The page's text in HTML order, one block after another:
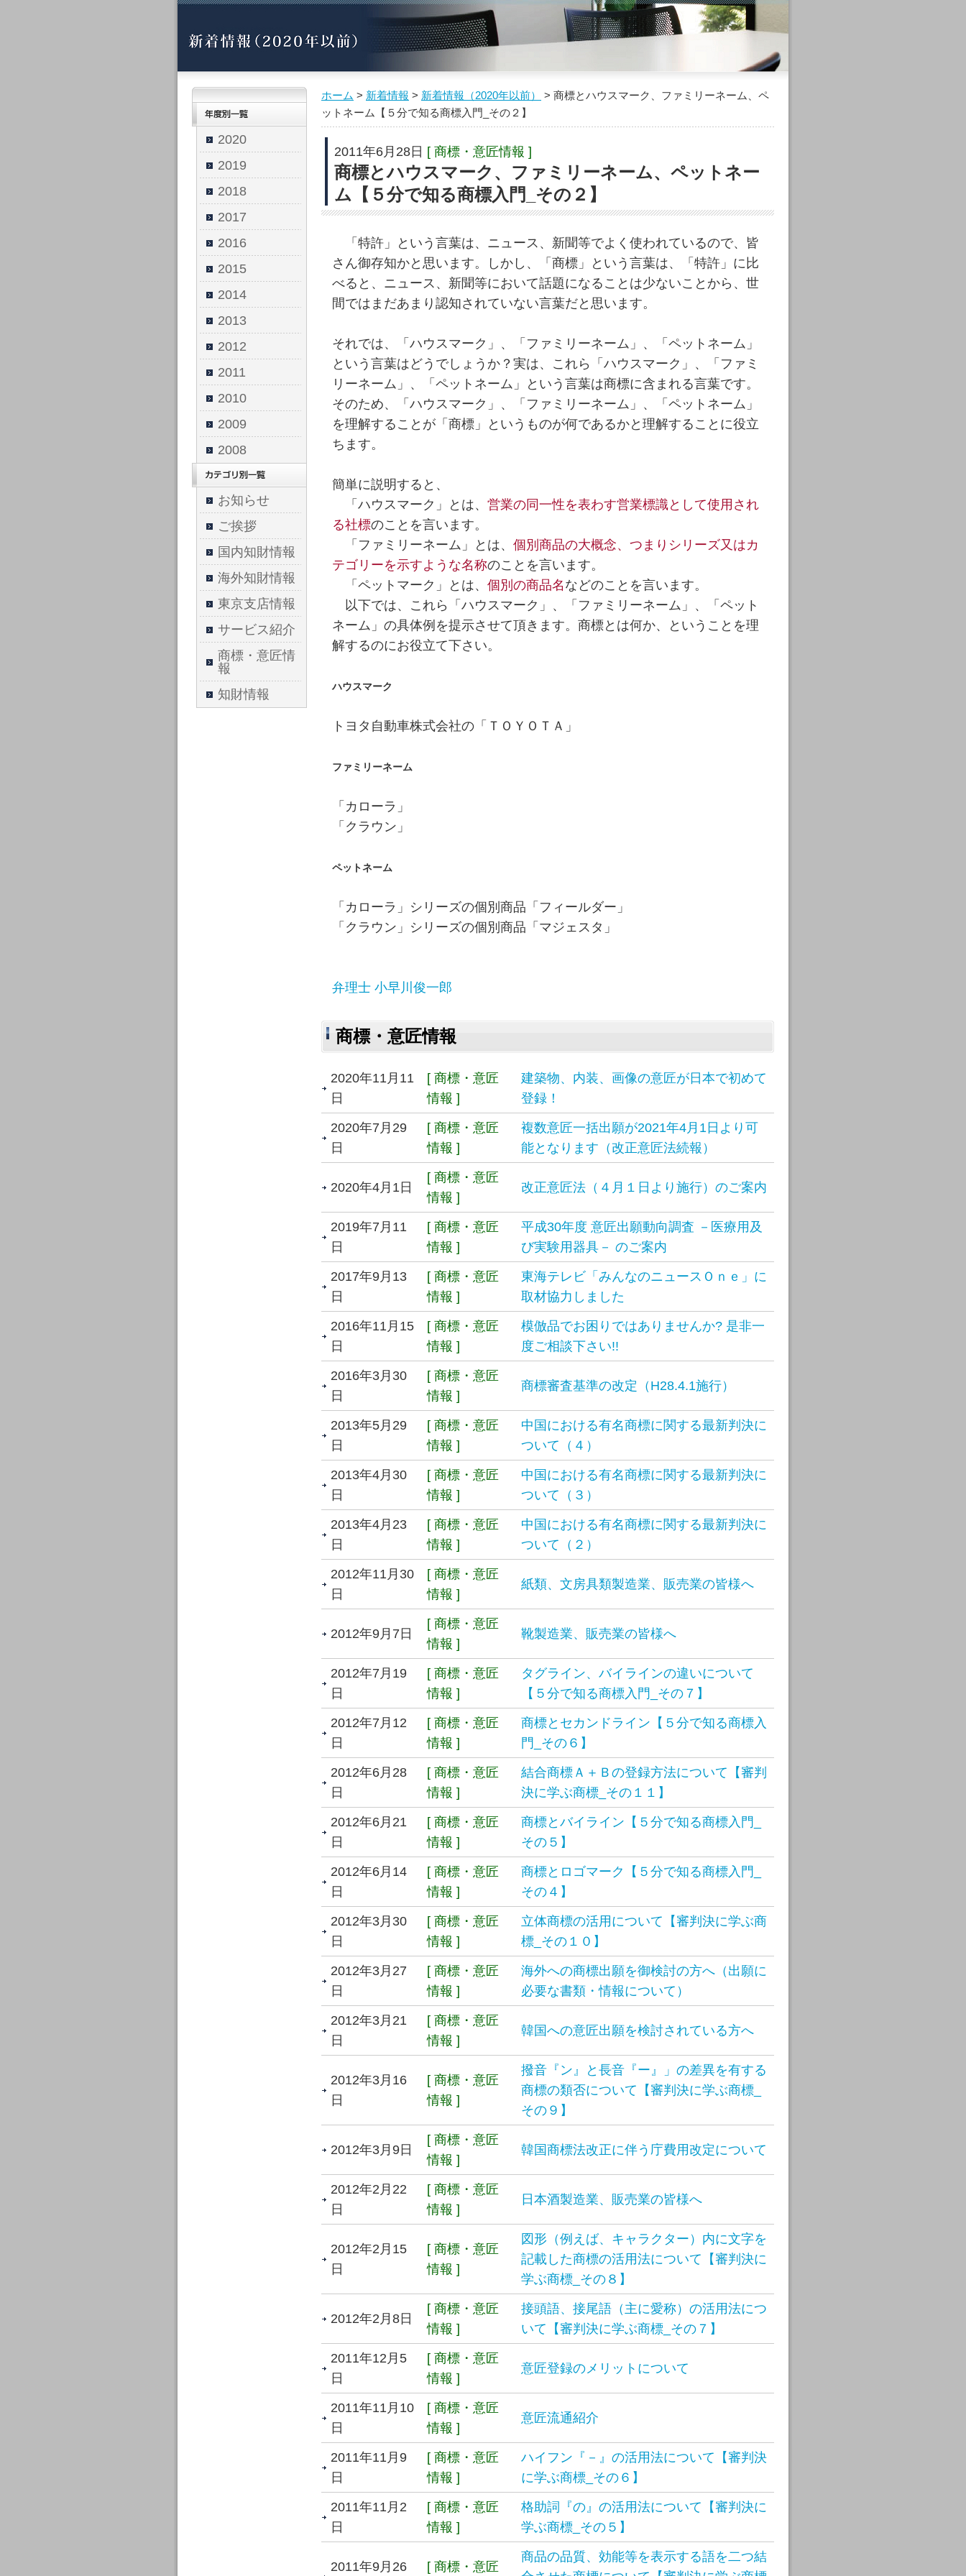
ホーム > 新着情報 > 新着情報（2020年以前）
> 商標とハウスマーク、ファミリーネーム、ペ
ットネーム【５分で知る商標入門_その２】
2011年6月28日 [ 商標・意匠情報 ]
商標とハウスマーク、ファミリーネーム、ペットネー
ム【５分で知る商標入門_その２】
「特許」という言葉は、ニュース、新聞等でよく使われているので、皆
さん御存知かと思います。しかし、「商標」という言葉は、「特許」に比
べると、ニュース、新聞等において話題になることは少ないことから、世
間ではまだあまり認知されていない言葉だと思います。
それでは、「ハウスマーク」、「ファミリーネーム」、「ペットネーム」
という言葉はどうでしょうか？実は、これら「ハウスマーク」、「ファミ
リーネーム」、「ペットネーム」という言葉は商標に含まれる言葉です。
そのため、「ハウスマーク」、「ファミリーネーム」、「ペットネーム」
を理解することが「商標」というものが何であるかと理解することに役立
ちます。
簡単に説明すると、
「ハウスマーク」とは、 営業の同一性を表わす営業標識として使用され
る社標のことを言います。
「ファミリーネーム」とは、 個別商品の大概念、つまりシリーズ又はカ
テゴリーを示すような名称のことを言います。
「ペットマーク」とは、 個別の商品名 などのことを言います。
以下では、これら「ハウスマーク」、「ファミリーネーム」、「ペット
ネーム」の具体例を提示させて頂きます。商標とは何か、ということを理
解するのにお役立て下さい。
ハウスマーク
トヨタ自動車株式会社の「ＴＯＹＯＴＡ」
ファミリーネーム
「カローラ」
「クラウン」
ペットネーム
「カローラ」シリーズの個別商品「フィールダー」
「クラウン」シリーズの個別商品「マジェスタ」
弁理士 小早川俊一郎
商標・意匠情報
2020年11月11
日
[ 商標・意匠
情報 ]
建築物、内装、画像の意匠が日本で初めて
登録！
2020年7月29
日
[ 商標・意匠
情報 ]
複数意匠一括出願が2021年4月1日より可
能となります（改正意匠法続報）
2020年4月1日
[ 商標・意匠
情報 ]
改正意匠法（４月１日より施行）のご案内
2019年7月11
日
[ 商標・意匠
情報 ]
平成30年度 意匠出願動向調査 －医療用及
び実験用器具－ のご案内
2017年9月13
日
[ 商標・意匠
情報 ]
東海テレビ「みんなのニュースＯｎｅ」に
取材協力しました
2016年11月15
日
[ 商標・意匠
情報 ]
模倣品でお困りではありませんか? 是非一
度ご相談下さい!!
2016年3月30
日
[ 商標・意匠
情報 ]
商標審査基準の改定（H28.4.1施行）
2013年5月29
日
[ 商標・意匠
情報 ]
中国における有名商標に関する最新判決に
ついて（４）
2013年4月30
日
[ 商標・意匠
情報 ]
中国における有名商標に関する最新判決に
ついて（３）
2013年4月23
日
[ 商標・意匠
情報 ]
中国における有名商標に関する最新判決に
ついて（２）
2012年11月30
日
[ 商標・意匠
情報 ]
紙類、文房具類製造業、販売業の皆様へ
2012年9月7日
[ 商標・意匠
情報 ]
靴製造業、販売業の皆様へ
2012年7月19
日
[ 商標・意匠
情報 ]
タグライン、バイラインの違いについて
【５分で知る商標入門_その７】
2012年7月12
日
[ 商標・意匠
情報 ]
商標とセカンドライン【５分で知る商標入
門_その６】
2012年6月28
日
[ 商標・意匠
情報 ]
結合商標Ａ＋Ｂの登録方法について【審判
決に学ぶ商標_その１１】
2012年6月21
日
[ 商標・意匠
情報 ]
商標とバイライン【５分で知る商標入門_
その５】
2012年6月14
日
[ 商標・意匠
情報 ]
商標とロゴマーク【５分で知る商標入門_
その４】
2012年3月30
日
[ 商標・意匠
情報 ]
立体商標の活用について【審判決に学ぶ商
標_その１０】
2012年3月27
日
[ 商標・意匠
情報 ]
海外への商標出願を御検討の方へ（出願に
必要な書類・情報について）
2012年3月21
日
[ 商標・意匠
情報 ]
韓国への意匠出願を検討されている方へ
2012年3月16
日
[ 商標・意匠
情報 ]
撥音『ン』と長音『ー』」の差異を有する
商標の類否について【審判決に学ぶ商標_
その９】
2012年3月9日
[ 商標・意匠
情報 ]
韓国商標法改正に伴う庁費用改定について
2012年2月22
日
[ 商標・意匠
情報 ]
日本酒製造業、販売業の皆様へ
2012年2月15
日
[ 商標・意匠
情報 ]
図形（例えば、キャラクター）内に文字を
記載した商標の活用法について【審判決に
学ぶ商標_その８】
2012年2月8日
[ 商標・意匠
情報 ]
接頭語、接尾語（主に愛称）の活用法につ
いて【審判決に学ぶ商標_その７】
2011年12月5
日
[ 商標・意匠
情報 ]
意匠登録のメリットについて
2011年11月10
日
[ 商標・意匠
情報 ]
意匠流通紹介
2011年11月9
日
[ 商標・意匠
情報 ]
ハイフン『－』の活用法について【審判決
に学ぶ商標_その６】
2011年11月2
日
[ 商標・意匠
情報 ]
格助詞『の』の活用法について【審判決に
学ぶ商標_その５】
2011年9月26 [ 商標・意匠
商品の品質、効能等を表示する語を二つ結
2020
2019
2018
2017
2016
2015
2014
2013
2012
2011
2010
2009
2008
お知らせ
ご挨拶
国内知財情報
海外知財情報
東京支店情報
サービス紹介
商標・意匠情
報
知財情報